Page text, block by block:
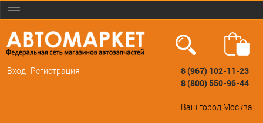
Вход Регистрация
8 (967) 102-11-23
8 (800) 550-96-44
Ваш город Москва